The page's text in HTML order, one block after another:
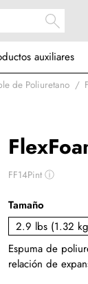
auxiliares
de Poliuretano
FF14Pintⓘ
Tamaño
2.9 lbs (1.32
Espuma de
relación de